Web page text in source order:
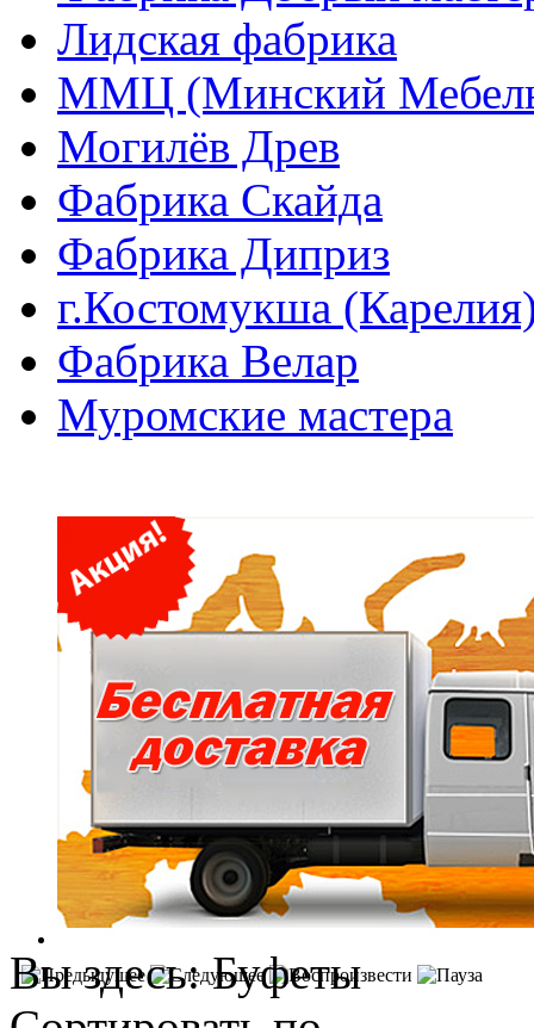
Лидская фабрика
ММЦ (Минский
Могилёв Древ
Фабрика Скайда
Фабрика Диприз
г.Костомукша
Фабрика Велар
Муромские мастера
Вы здесь:Буфеты